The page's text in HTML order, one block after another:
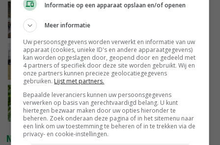
Brandschone pluimveestallen in Herpen
Vakbeurs Libramont: van trekpaard tot
laserwieder
VANDAAG, 15:22
NAK verlaagt iets minder pootgoed dan vorig
jaar
VANDAAG, 14:56
NIEUWSTE VIDEO'S
Informatie op een apparaat opslaan en/of openen
Meer informatie
Uw persoonsgegevens worden verwerkt en informatie van uw
apparaat (cookies, unieke ID's en andere apparaatgegevens)
kan worden opgeslagen door, geopend door en gedeeld met
4 partners of specifiek door deze site worden gebruikt. Wij en
onze partners kunnen precieze geolocatiegegevens
gebruiken. Lijst met partners.
Bepaalde leveranciers kunnen uw persoonsgegevens
verwerken op basis van gerechtvaardigd belang. U kunt
hiertegen bezwaar maken door uw opties hieronder te
beheren. Zoek onderaan deze pagina of in het sitemenu naar
een link om uw toestemming te beheren of in te trekken via de
privacy- en cookie-instellingen.